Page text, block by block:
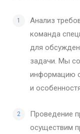
Анализ
команда
для
задачи. Мы
информацию о
и
Проведение
осуществим